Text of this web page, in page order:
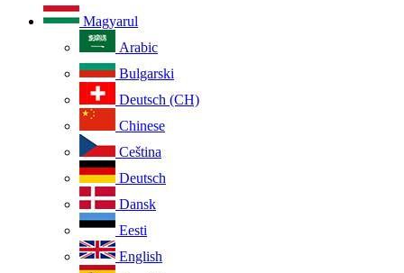
Magyarul
Arabic
Bulgarski
Deutsch (CH)
Chinese
Ceština
Deutsch
Dansk
Eesti
English